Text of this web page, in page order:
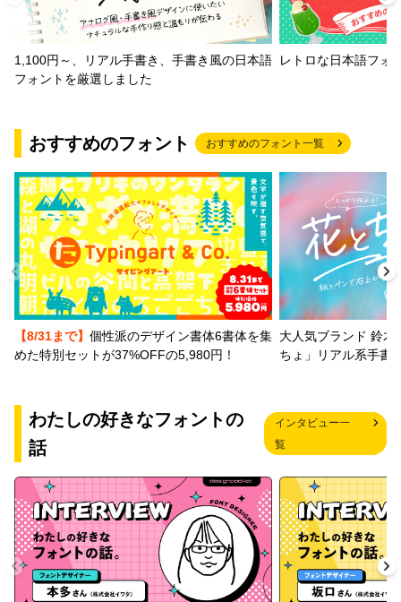
1,100円～、リアル手書き、手書き風の日本語
フォントを厳選しました
レトロな日本語フォ
おすすめのフォント おすすめのフォント一覧
【8/31まで】 個性派のデザイン書体6書体を集
めた特別セットが37%OFFの5,980円！
大人気ブランド 鈴木
ちょ」リアル系手書
わたしの好きなフォントの
話
インタビュー一
覧